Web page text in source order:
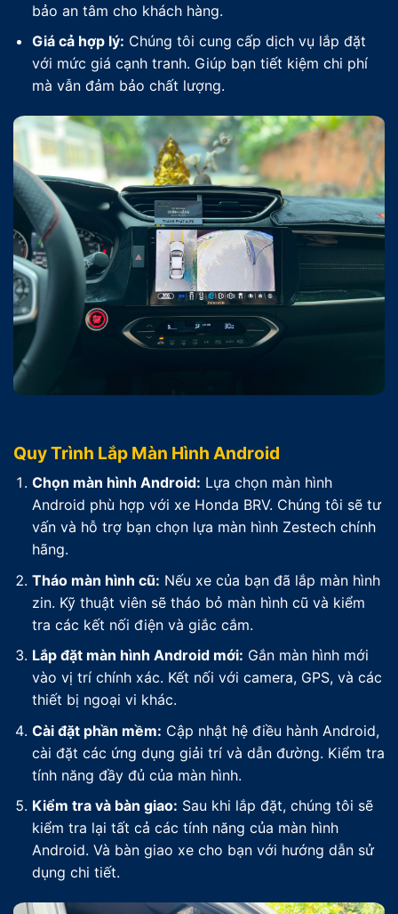
bảo an tâm cho khách hàng.
Giá cả hợp lý: Chúng tôi cung cấp dịch vụ lắp đặt
với mức giá cạnh tranh. Giúp bạn tiết kiệm chi phí
mà vẫn đảm bảo chất lượng.
Quy Trình Lắp Màn Hình Android
Chọn màn hình Android: Lựa chọn màn hình
Android phù hợp với xe Honda BRV. Chúng tôi sẽ tư
vấn và hỗ trợ bạn chọn lựa màn hình Zestech chính
hãng.
Tháo màn hình cũ: Nếu xe của bạn đã lắp màn hình
zin. Kỹ thuật viên sẽ tháo bỏ màn hình cũ và kiểm
tra các kết nối điện và giắc cắm.
Lắp đặt màn hình Android mới: Gắn màn hình mới
vào vị trí chính xác. Kết nối với camera, GPS, và các
thiết bị ngoại vi khác.
Cài đặt phần mềm: Cập nhật hệ điều hành Android,
cài đặt các ứng dụng giải trí và dẫn đường. Kiểm tra
tính năng đầy đủ của màn hình.
Kiểm tra và bàn giao: Sau khi lắp đặt, chúng tôi sẽ
kiểm tra lại tất cả các tính năng của màn hình
Android. Và bàn giao xe cho bạn với hướng dẫn sử
dụng chi tiết.